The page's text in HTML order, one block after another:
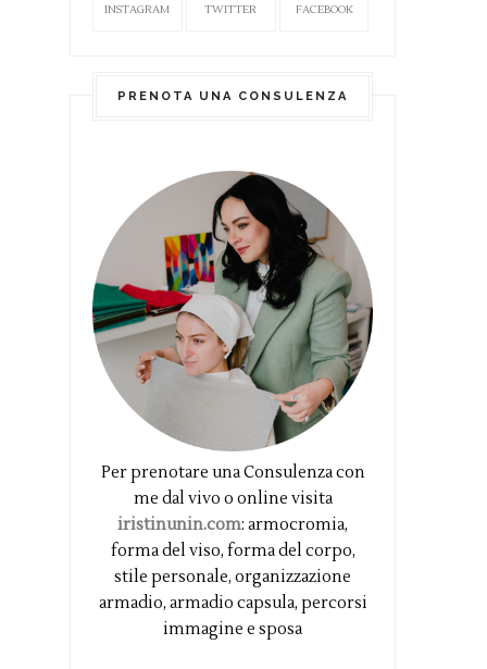
INSTAGRAM TWITTER FACEBOOK
PRENOTA UNA CONSULENZA
Per prenotare una Consulenza con
me dal vivo o online visita
iristinunin.com: armocromia,
forma del viso, forma del corpo,
stile personale, organizzazione
armadio, armadio capsula, percorsi
immagine e sposa